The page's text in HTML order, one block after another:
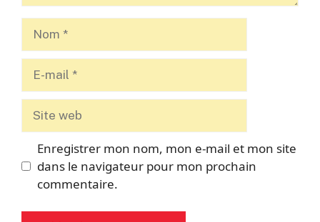
Enregistrer mon nom, mon e-mail et mon site
dans le navigateur pour mon prochain
commentaire.